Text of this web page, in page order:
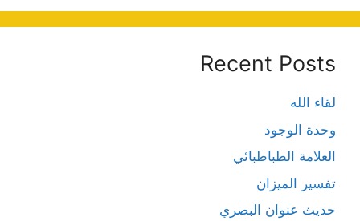
Recent Posts
لقاء الله
وحدة الوجود
العلامة الطباطبائي
تفسير الميزان
حديث عنوان البصري